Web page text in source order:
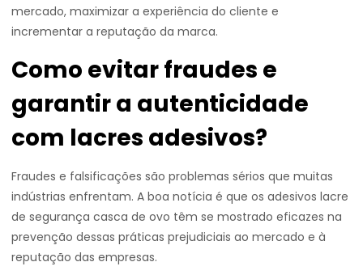
mercado, maximizar a experiência do cliente e
incrementar a reputação da marca.
Como evitar fraudes e
garantir a autenticidade
com lacres adesivos?
Fraudes e falsificações são problemas sérios que muitas
indústrias enfrentam. A boa notícia é que os adesivos lacre
de segurança casca de ovo têm se mostrado eficazes na
prevenção dessas práticas prejudiciais ao mercado e à
reputação das empresas.